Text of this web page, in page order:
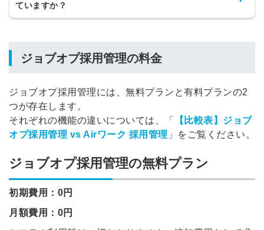
ていますか？
ジョブオプ採用管理の料金
ジョブオプ採用管理には、無料プランと有料プランの2
つが存在します。
それぞれの機能の違いについては、「
【比較表】ジョブ
オプ採用管理 vs Airワーク 採用管理 」をご覧ください。
ジョブオプ採用管理の無料プラン
初期費用：0円
月額費用：0円